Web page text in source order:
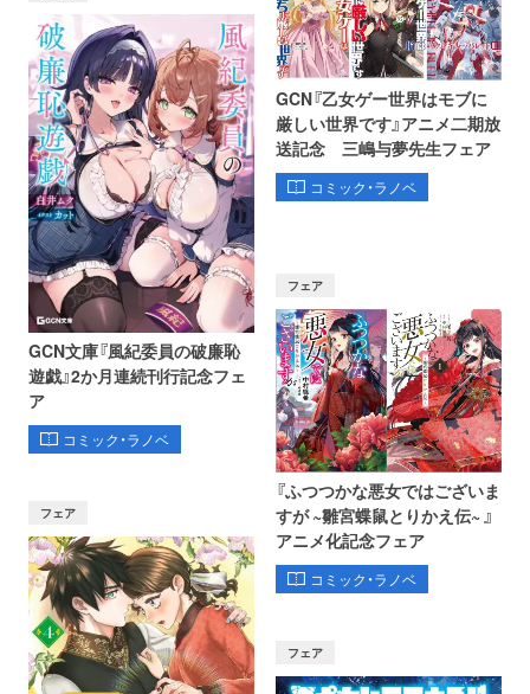
GCN文庫『風紀委員の破廉恥
遊戯』2か月連続刊行記念フェ
ア
コミック・ラノベ
GCN『乙女ゲー世界はモブに
厳しい世界です』アニメ二期放
送記念 三嶋与夢先生フェア
コミック・ラノベ
フェア
フェア
『ふつつかな悪女ではございま
すが ~雛宮蝶鼠とりかえ伝~ 』
アニメ化記念フェア
コミック・ラノベ
フェア